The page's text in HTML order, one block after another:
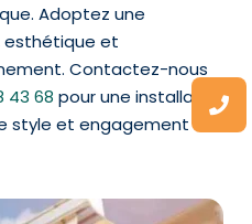
Adoptez une
esthétique et
Contactez-nous
43 68 pour une installation
style et engagement